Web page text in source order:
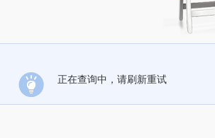
正在查询中，请刷新重试